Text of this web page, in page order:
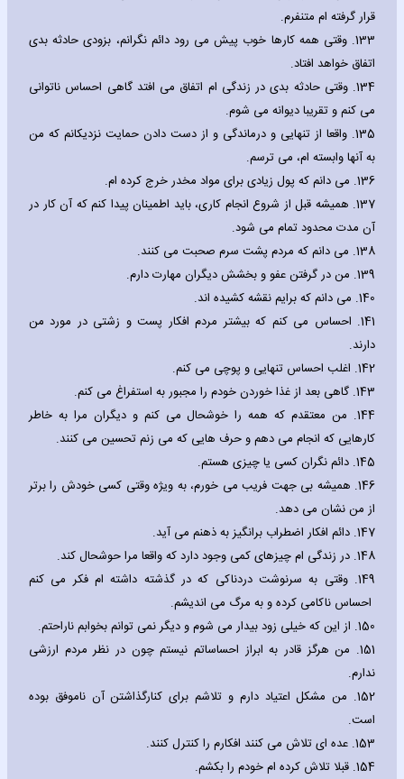
قرار گرفته ام متنفرم.
133. وقتی همه کارها خوب پیش می رود دائم نگرانم، بزودی حادثه بدی
اتفاق خواهد افتاد.
134. وقتی حادثه بدی در زندگی ام اتفاق می افتد گاهی احساس ناتوانی
می کنم و تقریبا دیوانه می شوم.
135. واقعا از تنهایی و درماندگی و از دست دادن حمایت نزدیکانم که من
به آنها وابسته ام، می ترسم.
136. می دانم که پول زیادی برای مواد مخدر خرج کرده ام.
137. همیشه قبل از شروع انجام کاری، باید اطمینان پیدا کنم که آن کار در
آن مدت محدود تمام می شود.
138. می دانم که مردم پشت سرم صحبت می کنند.
139. من در گرفتن عفو و بخشش دیگران مهارت دارم.
140. می دانم که برایم نقشه کشیده اند.
141. احساس می کنم که بیشتر مردم افکار پست و زشتی در مورد من
دارند.
142. اغلب احساس تنهایی و پوچی می کنم.
143. گاهی بعد از غذا خوردن خودم را مجبور به استفراغ می کنم.
144. من معتقدم که همه را خوشحال می کنم و دیگران مرا به خاطر
کارهایی که انجام می دهم و حرف هایی که می زنم تحسین می کنند.
145. دائم نگران کسی یا چیزی هستم.
146. همیشه بی جهت فریب می خورم، به ویژه وقتی کسی خودش را برتر
از من نشان می دهد.
147. دائم افکار اضطراب برانگیز به ذهنم می آید.
148. در زندگی ام چیزهای کمی وجود دارد که واقعا مرا حوشحال کند.
149. وقتی به سرنوشت دردناکی که در گذشته داشته ام فکر می کنم
احساس ناکامی کرده و به مرگ می اندیشم.
150. از این که خیلی زود بیدار می شوم و دیگر نمی توانم بخوابم ناراحتم.
151. من هرگز قادر به ابراز احساساتم نیستم چون در نظر مردم ارزشی
ندارم.
152. من مشکل اعتیاد دارم و تلاشم برای کنارگذاشتن آن ناموفق بوده
است.
153. عده ای تلاش می کنند افکارم را کنترل کنند.
154. قبلا تلاش کرده ام خودم را بکشم.